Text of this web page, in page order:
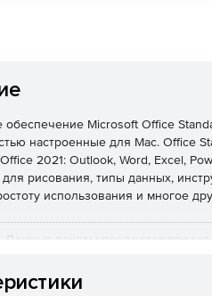
обеспечение Microsoft Office
настроенные для Mac. Office
2021: Outlook, Word, Excel,
рисования, типы данных,
использования и многое
Данные пакеты